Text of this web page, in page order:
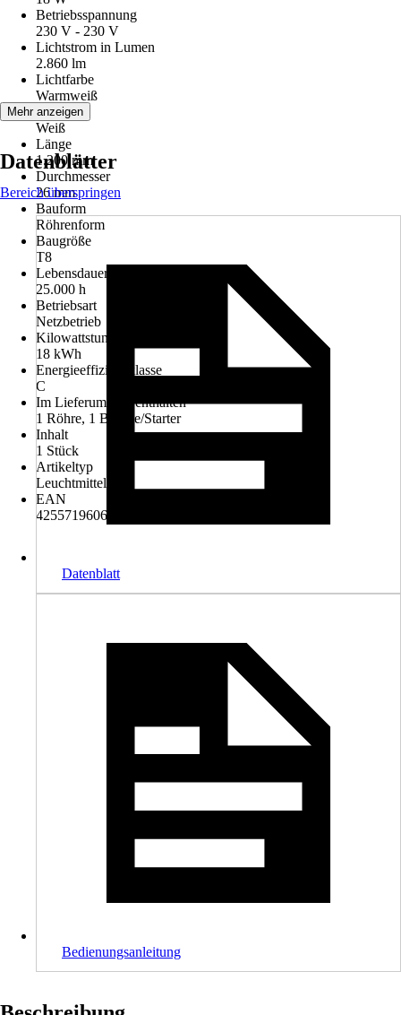
Betriebsspannung
230 V - 230 V
Lichtstrom in Lumen
2.860 lm
Lichtfarbe
Warmweiß
Farbton
Weiß
Länge
1.200 mm
Durchmesser
26 mm
Bauform
Röhrenform
Baugröße
T8
Lebensdauer
25.000 h
Betriebsart
Netzbetrieb
Kilowattstunden/1000h
18 kWh
Energieeffizienzklasse
C
Im Lieferumfang enthalten
1 Röhre, 1 Brücke/Starter
Inhalt
1 Stück
Artikeltyp
Leuchtmittel
EAN
4255719606395
Mehr anzeigen
Datenblätter
Bereich überspringen
Datenblatt
Bedienungsanleitung